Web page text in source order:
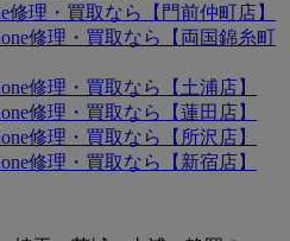
修理・買取なら【門前仲町店】
修理・買取なら【両国錦糸町
修理・買取なら【土浦店】
修理・買取なら【蓮田店】
修理・買取なら【所沢店】
修理・買取なら【新宿店】